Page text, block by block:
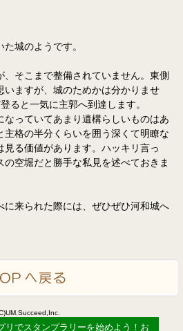
城のようです。
そこまで整備されていません。東側
いますが、城のためかは分かりませ
ると一気に主郭へ到達します。
なっていてあまり遺構らしいものはあ
主格の半分くらいを囲う深くて明瞭な
る価値があります。ハッキリ言っ
空堀だと勝手な私見を述べておきま
に来られた際には、ぜひぜひ河和城へ
by idea canvas
リでスタンプラリーを始めよう！お